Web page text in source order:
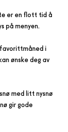
er en flott tid å
på menyen.
favorittmåned i
ønske deg av
med litt nysnø
gir gode